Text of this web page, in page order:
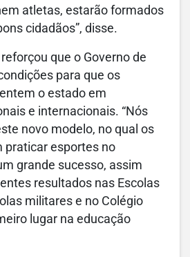
atletas, estarão formados
cidadãos”, disse.
que o Governo de
para que os
o estado em
e internacionais. “Nós
novo modelo, no qual os
praticar esportes no
grande sucesso, assim
resultados nas Escolas
militares e no Colégio
lugar na educação